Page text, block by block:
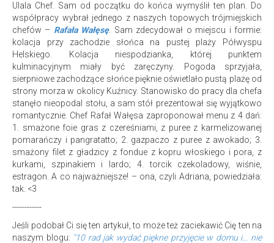
Ulala Chef. Sam od początku do końca wymyślił ten plan. Do
współpracy wybrał jednego z naszych topowych trójmiejskich
chefów – Rafała Wałęsę. Sam zdecydował o miejscu i formie:
kolacja przy zachodzie słońca na pustej plaży Półwyspu
Helskiego. Kolacja niespodzianka, której punktem
kulminacyjnym miały być zaręczyny. Pogoda sprzyjała,
sierpniowe zachodzące słońce pięknie oświetlało pustą plażę od
strony morza w okolicy Kuźnicy. Stanowisko do pracy dla chefa
stanęło nieopodal stołu, a sam stół prezentował się wyjątkowo
romantycznie. Chef Rafał Wałęsa zaproponował menu z 4 dań:
1. smażone foie gras z czereśniami, z puree z karmelizowanej
pomarańczy i pangratatto; 2. gazpaczo z puree z awokado; 3.
smażony filet z gładzicy z fondue z kopru włoskiego i pora, z
kurkami, szpinakiem i lardo; 4. torcik czekoladowy, wiśnie,
estragon. A co najważniejsze! – ona, czyli Adriana, powiedziała:
tak. <3
------------
Jeśli podobał Ci się ten artykuł, to może też zaciekawić Cię ten na
naszym blogu: "10 rad jak wydać piękne przyjęcie w domu i... nie